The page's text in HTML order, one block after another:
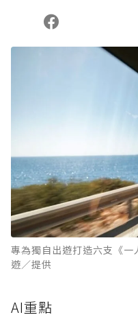
您當前剩餘 U 利點
專為獨自出遊打造六支《
遊／提供
AI重點